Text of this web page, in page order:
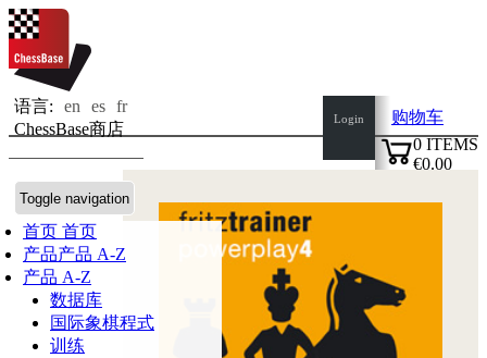
语言: en es fr
ChessBase商店
Toggle navigation
首页 首页
产品产品 A-Z
产品 A-Z
数据库
国际象棋程式
训练
Login
购物车
0 ITEMS
€0.00